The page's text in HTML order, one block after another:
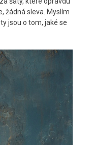
žádná sleva. Myslím
jsou o tom, jaké se